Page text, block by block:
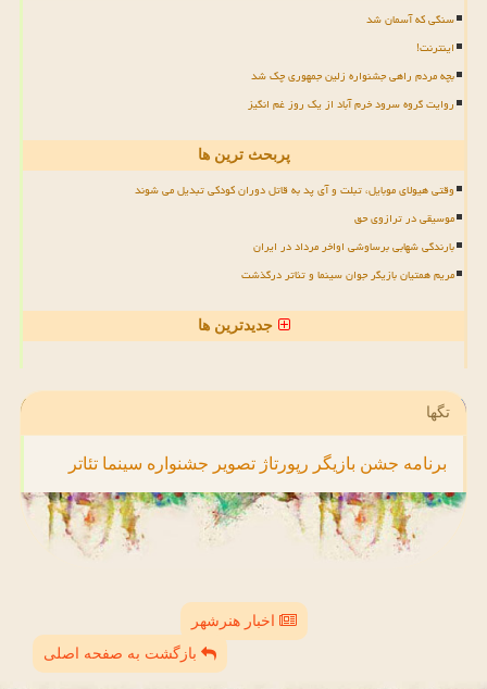
سنگی که آسمان شد
اینترنت!
بچه مردم راهی جشنواره زلین جمهوری چک شد
روایت گروه سرود خرم آباد از یک روز غم انگیز
پربحث ترین ها
وقتی هیولای موبایل، تبلت و آی پد به قاتل دوران کودکی تبدیل می شوند
موسیقی در ترازوی حق
بارندگی شهابی برساوشی اواخر مرداد در ایران
مریم همتیان بازیگر جوان سینما و تئاتر درگذشت
جدیدترین ها
تگها
برنامه جشن بازیگر رپورتاژ تصویر جشنواره سینما تئاتر
اخبار هنرشهر
بازگشت به صفحه اصلی